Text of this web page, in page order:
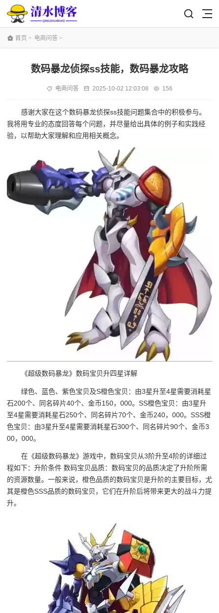
首页 > 电商问答 >
数码暴龙侦探ss技能，数码暴龙攻略
电商问答 2025-10-02 12:03:08 156
感谢大家在这个数码暴龙侦探ss技能问题集合中的积极参与。
我将用专业的态度回答每个问题，并尽量给出具体的例子和实践经
验，以帮助大家理解和应用相关概念。
《超级数码暴龙》数码宝贝升四星详解
绿色、蓝色、紫色宝贝及S橙色宝贝：由3星升至4星需要消耗星
石200个、同名碎片40个、金币150，000。SS橙色宝贝：由3星升
至4星需要消耗星石250个、同名碎片70个、金币240，000。SSS橙
色宝贝：由3星升至4星需要消耗星石300个、同名碎片90个、金币3
00，000。
在《超级数码暴龙》游戏中，数码宝贝从3阶升至4阶的详细过
程如下：升阶条件 数码宝贝品质：数码宝贝的品质决定了升阶所需
的资源数量。一般来说，橙色品质的数码宝贝是升阶的主要目标，尤
其是橙色SSS品质的数码宝贝，它们在升阶后将带来更大的战斗力提
升。